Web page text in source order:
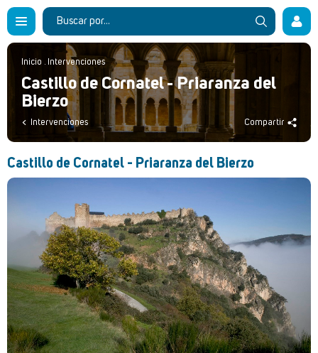
Inicio . Intervenciones
Castillo de Cornatel - Priaranza del
Bierzo
Intervenciones Compartir
Castillo de Cornatel - Priaranza del Bierzo